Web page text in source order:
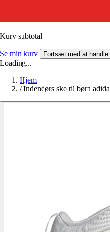
Kurv subtotal
Se min kurv Fortsæt med at handle
Loading...
Hjem
/ Indendørs sko til børn